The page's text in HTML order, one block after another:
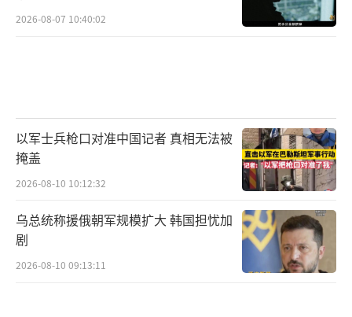
2026-08-07 10:40:02
以军士兵枪口对准中国记者 真相无法被
掩盖
2026-08-10 10:12:32
乌总统称援俄朝军规模扩大 韩国担忧加
剧
2026-08-10 09:13:11